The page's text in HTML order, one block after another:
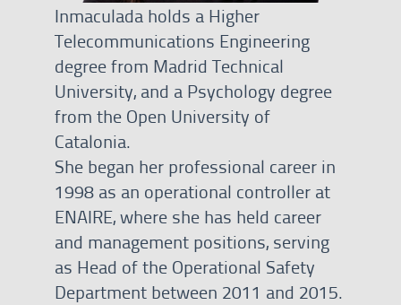
Inmaculada holds a Higher
Telecommunications Engineering
degree from Madrid Technical
University, and a Psychology degree
from the Open University of
Catalonia.
She began her professional career in
1998 as an operational controller at
ENAIRE, where she has held career
and management positions, serving
as Head of the Operational Safety
Department between 2011 and 2015.